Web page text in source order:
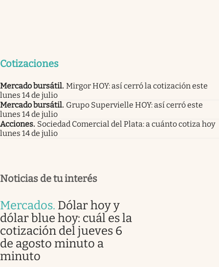
Cotizaciones
Mercado bursátil. Mirgor HOY: así cerró la cotización este
lunes 14 de julio
Mercado bursátil. Grupo Supervielle HOY: así cerró este
lunes 14 de julio
Acciones. Sociedad Comercial del Plata: a cuánto cotiza hoy
lunes 14 de julio
Noticias de tu interés
Mercados. Dólar hoy y
dólar blue hoy: cuál es la
cotización del jueves 6
de agosto minuto a
minuto